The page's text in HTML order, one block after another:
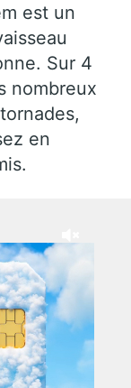
est un
Sur 4
nombreux
en